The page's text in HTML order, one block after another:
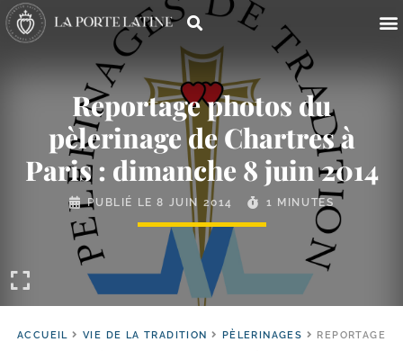
Reportage photos du
pèlerinage de Chartres à
Paris : dimanche 8 juin 2014
PUBLIÉ LE8 JUIN 2014 1 MINUTES
ACCUEIL VIE DE LA TRADITION PÈLERINAGES
REPORTAGE